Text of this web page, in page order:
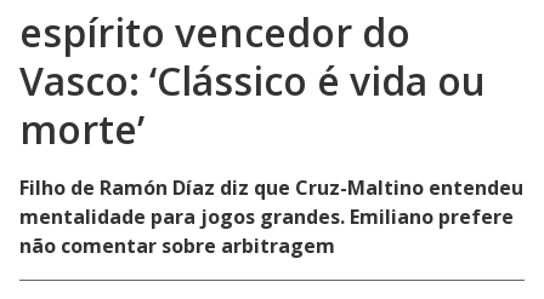
espírito vencedor do
Vasco: ‘Clássico é vida ou
morte’
Filho de Ramón Díaz diz que Cruz-Maltino entendeu
mentalidade para jogos grandes. Emiliano prefere
não comentar sobre arbitragem